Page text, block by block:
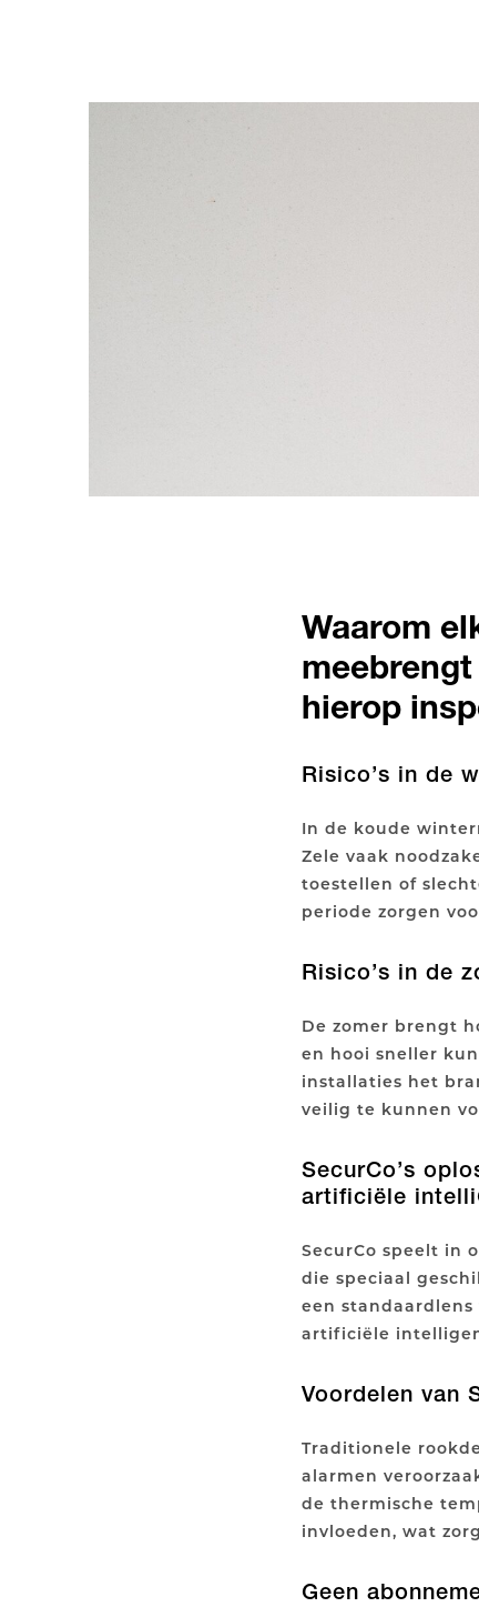
Waarom
hierop
Risico’s in de
In de koude
Zele vaak
toestellen of
periode zorgen
Risico’s in de
De zomer brengt
en hooi sneller
installaties het
veilig te kunnen
SecurCo’s
artificiële
SecurCo speelt in
die speciaal
een
artificiële
Voordelen van
Traditionele
alarmen
de thermische
invloeden, wat
Geen